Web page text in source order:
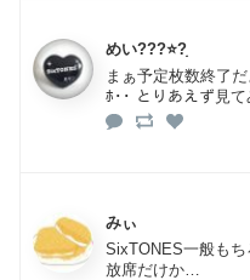
めい???⭐?͙
まぁ予定枚数終了
ﾎ･･ とりあえず見
みぃ
SixTONES一般も
放席だけか…